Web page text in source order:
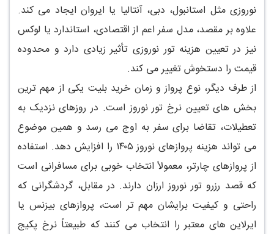
نوروزی مثل استانبول، دبی، آنتالیا یا ایروان ایجاد می کند.
علاوه بر مقصد، مدل سفر اعم از اقتصادی، استاندارد یا لوکس
نیز در تعیین هزینه تور نوروزی تأثیر زیادی دارد و محدوده
قیمت را دستخوش تغییر می کند.
از طرف دیگر، نوع پرواز و زمان خرید بلیت یکی از مهم ترین
بخش های تعیین نرخ تور نوروز است. در روزهای نزدیک به
تعطیلات، تقاضا برای سفر به اوج می رسد و همین موضوع
می تواند هزینه پروازهای نوروز ۱۴۰۵ را افزایش دهد. استفاده
از پروازهای چارتر، معمولاً انتخاب خوبی برای مسافرانی است
که قصد رزرو تور نوروز ارزان دارند. در مقابل، گردشگرانی که
راحتی و کیفیت برایشان مهم تر است، پروازهای بیزنس یا
ایرلاین های معتبر را انتخاب می کنند که طبیعتاً نرخ پکیج